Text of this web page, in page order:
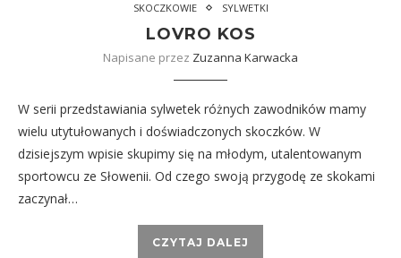
SKOCZKOWIE SYLWETKI
LOVRO KOS
Napisane przez Zuzanna Karwacka
W serii przedstawiania sylwetek różnych zawodników mamy
wielu utytułowanych i doświadczonych skoczków. W
dzisiejszym wpisie skupimy się na młodym, utalentowanym
sportowcu ze Słowenii. Od czego swoją przygodę ze skokami
zaczynał…
CZYTAJ DALEJ